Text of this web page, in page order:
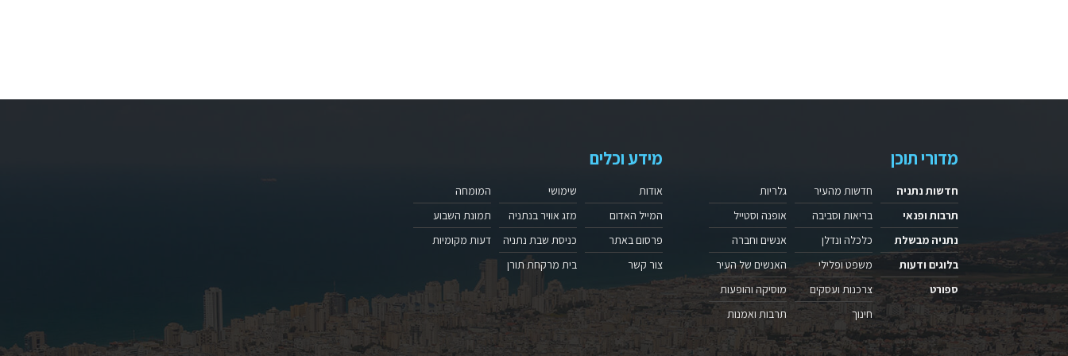
מדורי תוכן
חדשות נתניה
תרבות ופנאי
נתניה מבשלת
בלוגים ודעות
ספורט
חדשות מהעיר
בריאות וסביבה
כלכלה ונדלן
משפט ופלילי
צרכנות ועסקים
חינוך
גלריות
אופנה וסטייל
אנשים וחברה
האנשים של העיר
מוסיקה והופעות
תרבות ואמנות
מידע וכלים
אודות
המייל האדום
פרסום באתר
צור קשר
שימושי
מזג אוויר בנתניה
כניסת שבת נתניה
בית מרקחת תורן
המומחה
תמונת השבוע
דעות מקומיות